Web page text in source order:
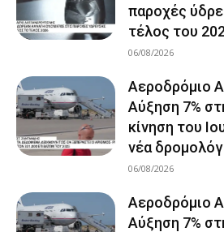
παροχές
τέλος του
06/08/2026
Αεροδρόμιο
Αύξηση 7%
κίνηση του
νέα
06/08/2026
Αεροδρόμιο
Αύξηση 7%